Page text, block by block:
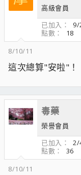
高級會員
已加入
9/
點數
18
8/10/11
這次總算"安啦"！
毒藥
榮譽會員
已加入
2/
點數
36
8/10/11